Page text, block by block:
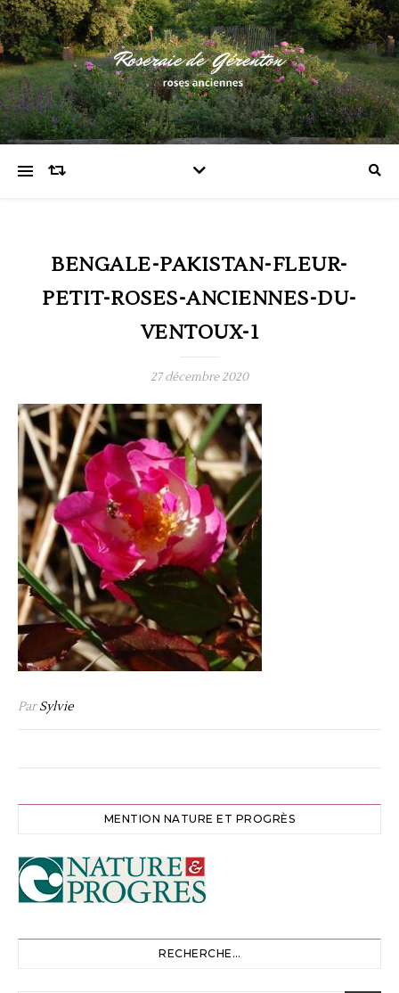
BENGALE-PAKISTAN-FLEUR-
PETIT-ROSES-ANCIENNES-DU-
VENTOUX-1
27 décembre 2020
ParSylvie
MENTION NATURE ET PROGRÈS
RECHERCHE…